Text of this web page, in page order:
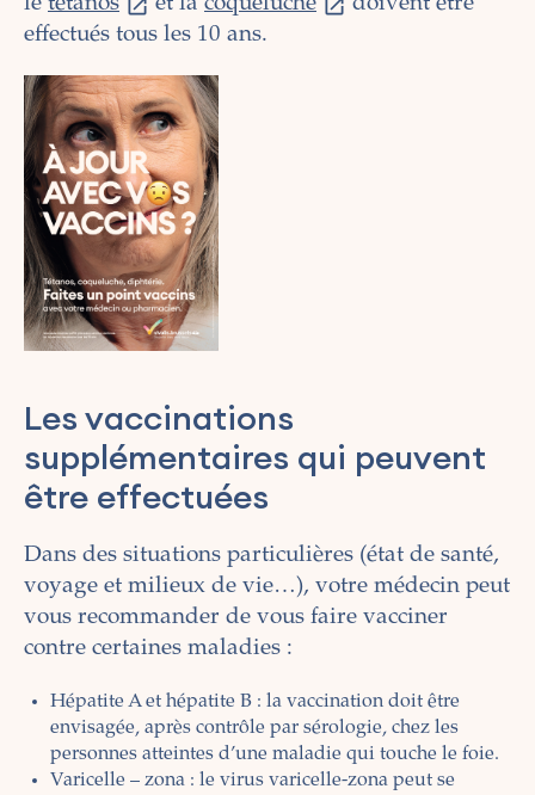
effectués tous les 10 ans.
Les vaccinations
supplémentaires qui peuvent
être effectuées
Dans des situations particulières (état de santé,
voyage et milieux de vie…), votre médecin peut
vous recommander de vous faire vacciner
contre certaines maladies :
Hépatite A et hépatite B : la vaccination doit être
envisagée, après contrôle par sérologie, chez les
personnes atteintes d’une maladie qui touche le foie.
Varicelle – zona : le virus varicelle-zona peut se